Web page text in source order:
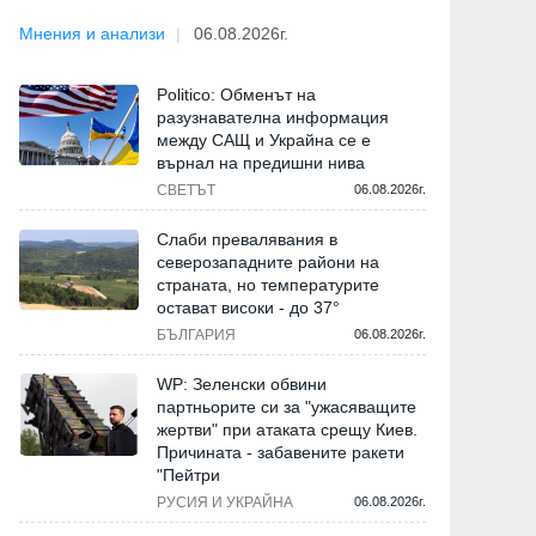
Мнения и анализи 06.08.2026г.
Politico: Обменът на
разузнавателна информация
между САЩ и Украйна се е
върнал на предишни нива
СВЕТЪТ 06.08.2026г.
Слаби превалявания в
северозападните райони на
страната, но температурите
остават високи - до 37°
БЪЛГАРИЯ 06.08.2026г.
WP: Зеленски обвини
партньорите си за "ужасяващите
жертви" при атаката срещу Киев.
Причината - забавените ракети
"Пейтри
РУСИЯ И УКРАЙНА 06.08.2026г.